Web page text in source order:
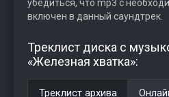
убедиться, что mp3 с
включен в данный саундтрек.
Треклист диска с
«Железная хватка»:
Треклист архива